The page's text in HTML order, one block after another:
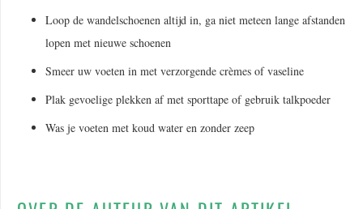
Loop de wandelschoenen altijd in, ga niet meteen lange afstanden
lopen met nieuwe schoenen
Smeer uw voeten in met verzorgende crèmes of vaseline
Plak gevoelige plekken af met sporttape of gebruik talkpoeder
Was je voeten met koud water en zonder zeep